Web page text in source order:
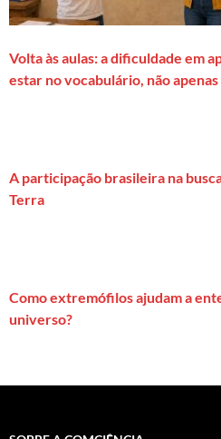
Volta às aulas: a dificuldade em
estar no vocabulário, não apenas
A participação brasileira na
Terra
Como extremófilos ajudam a
universo?